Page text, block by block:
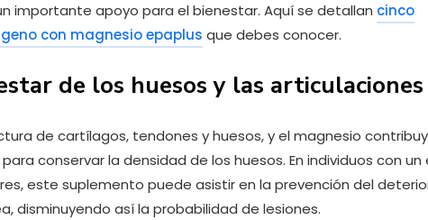
importante apoyo para el bienestar. Aquí se detallan cinco
con magnesio epaplus que debes conocer.
de los huesos y las articulaciones
de cartílagos, tendones y huesos, y el magnesio
conservar la densidad de los huesos. En individuos con un
este suplemento puede asistir en la prevención del
disminuyendo así la probabilidad de lesiones.